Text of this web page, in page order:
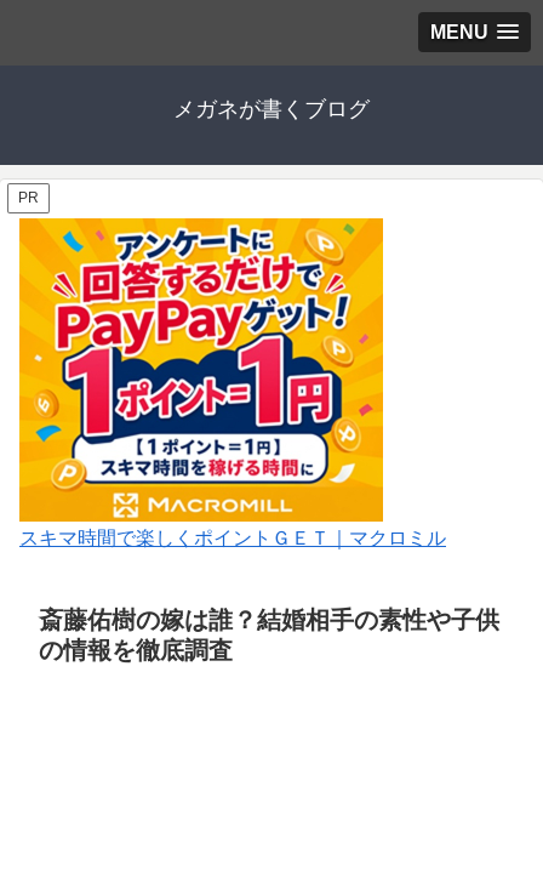
MENU
メガネが書くブログ
PR
スキマ時間で楽しくポイントＧＥＴ｜マクロミル
斎藤佑樹の嫁は誰？結婚相手の素性や子供
の情報を徹底調査